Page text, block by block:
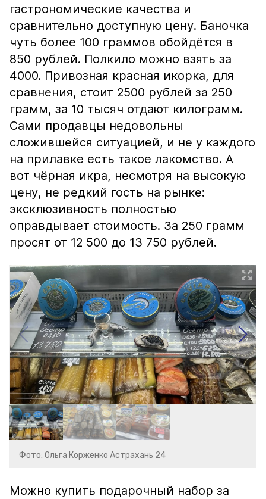
гастрономические качества и
сравнительно доступную цену. Баночка
чуть более 100 граммов обойдётся в
850 рублей. Полкило можно взять за
4000. Привозная красная икорка, для
сравнения, стоит 2500 рублей за 250
грамм, за 10 тысяч отдают килограмм.
Сами продавцы недовольны
сложившейся ситуацией, и не у каждого
на прилавке есть такое лакомство. А
вот чёрная икра, несмотря на высокую
цену, не редкий гость на рынке:
эксклюзивность полностью
оправдывает стоимость. За 250 грамм
просят от 12 500 до 13 750 рублей.
Фото: Ольга Корженко Астрахань 24
Можно купить подарочный набор за